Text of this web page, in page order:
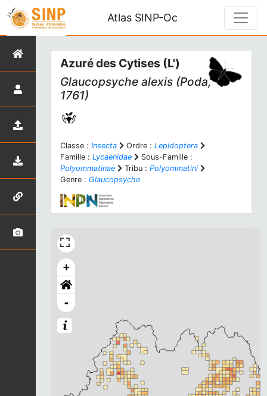
Atlas SINP-Oc
Azuré des Cytises (L')
Glaucopsyche alexis (Poda,
1761)
Classe : Insecta Ordre : Lepidoptera
Famille : Lycaenidae
Sous-Famille :
Polyommatinae
Tribu : Polyommatini
Genre : Glaucopsyche
+
-